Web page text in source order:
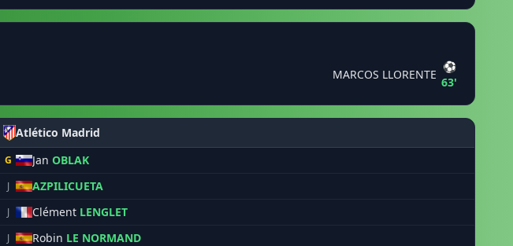
MARCOS LLORENTE
⚽
63'
Atlético Madrid
G Jan OBLAK
J AZPILICUETA
J Clément LENGLET
J Robin LE NORMAND